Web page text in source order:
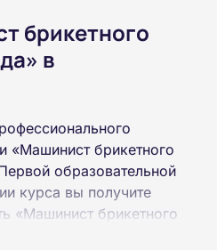
брикетного
в
«Машинист брикетного
образовательной
курса вы получите
«Машинист брикетного